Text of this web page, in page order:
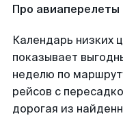
Про
Календарь низких
показывает
неделю по
рейсов с
дорогая из